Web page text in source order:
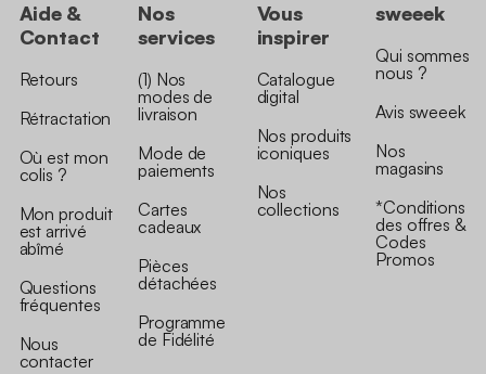
Aide &
Contact
Retours
Rétractation
Où est mon
colis ?
Mon produit
est arrivé
abîmé
Questions
fréquentes
Nous
contacter
Nos
services
(1) Nos
modes de
livraison
Mode de
paiements
Cartes
cadeaux
Pièces
détachées
Programme
de Fidélité
Vous
inspirer
Catalogue
digital
Nos produits
iconiques
Nos
collections
sweeek
Qui sommes
nous ?
Avis sweeek
Nos
magasins
*Conditions
des offres &
Codes
Promos